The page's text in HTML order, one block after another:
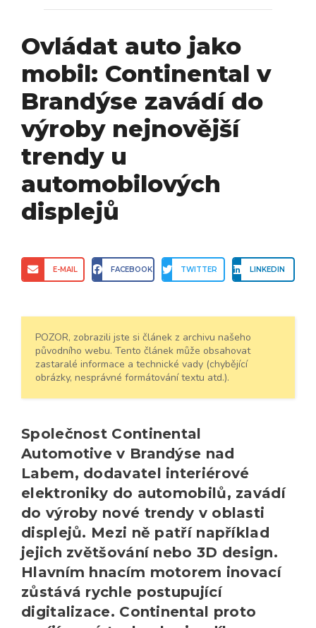
Ovládat auto jako
mobil: Continental v
Brandýse zavádí do
výroby nejnovější
trendy u
automobilových
displejů
E-MAIL FACEBOOK TWITTER LINKEDIN
POZOR, zobrazili jste si článek z archivu našeho
původního webu. Tento článek může obsahovat
zastaralé informace a technické vady (chybějící
obrázky, nesprávné formátování textu atd.).
Společnost Continental
Automotive v Brandýse nad
Labem, dodavatel interiérové
elektroniky do automobilů, zavádí
do výroby nové trendy v oblasti
displejů. Mezi ně patří například
jejich zvětšování nebo 3D design.
Hlavním hnacím motorem inovací
zůstává rychle postupující
digitalizace. Continental proto